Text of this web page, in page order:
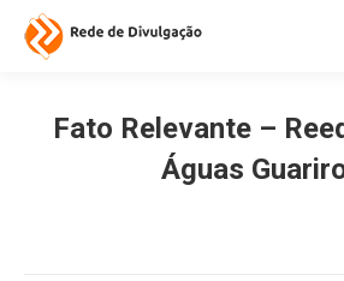
Fato Relevante –
Águas